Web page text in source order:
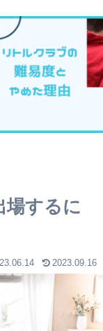
場するに
2023.09.16